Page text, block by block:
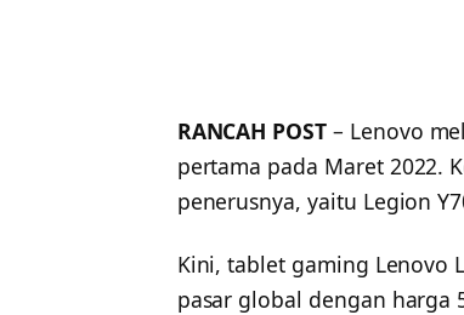
RANCAH POST – Lenovo
pertama pada Maret 2022.
penerusnya, yaitu Legion
Kini, tablet gaming Lenovo
pasar global dengan harga